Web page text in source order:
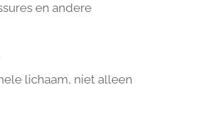
en andere
lichaam, niet alleen